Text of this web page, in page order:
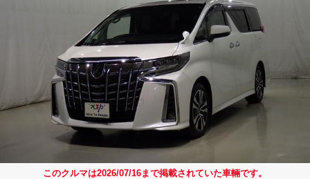
このクルマは2026/07/16まで掲載されていた車輛です。